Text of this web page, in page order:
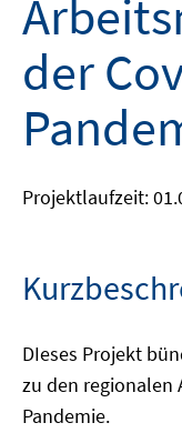
der
Projektlaufzeit:
DIeses Projekt
zu den regionalen
Pandemie.